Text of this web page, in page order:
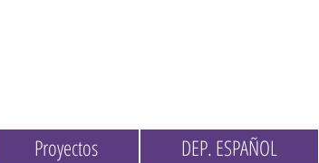
Proyectos DEP. ESPAÑOL